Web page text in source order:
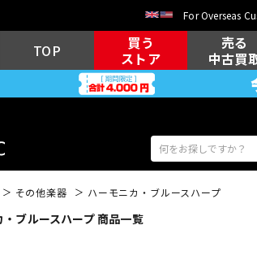
For Overseas
TOP
買う
ストア
売る
中古買
アコギ/エレ
その他楽器 ハーモニカ・ブルースハープ
ブルースハープ 商品一覧